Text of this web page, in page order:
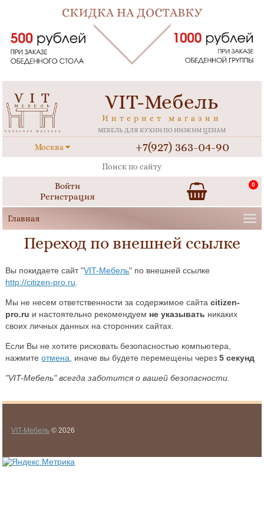
VIT-Мебель
Интернет магазин
МЕБЕЛЬ ДЛЯ КУХНИ ПО НИЗКИМ ЦЕНАМ
Москва +7(927) 363-04-90
Войти
Регистрация
0
Переход по внешней ссылке
Вы покидаете сайт "VIT-Мебель" по внешней ссылке
http://citizen-pro.ru
Мы не несем ответственности за содержимое сайтаcitizen-
pro.ru и настоятельно рекомендуем не указывать никаких
своих личных данных на сторонних сайтах.
Если Вы не хотите рисковать безопасностью компьютера,
нажмитеотмена , иначе вы будете перемещены через5 секунд
"VIT-Мебель" всегда заботится о вашей безопасности.
VIT-Мебель © 2026